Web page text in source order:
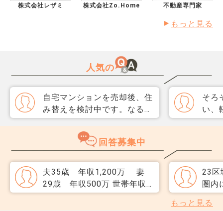
株式会社レザミ 株式会社Zo.Home 不動産専門家
もっと見る
人気の
自宅マンションを売却後、住
み替えを検討中です。なるべ
く3か月以内に売却をしたい
のですが、一般媒介と専任媒
介で迷っています。 窓口は
だと思うのですが、友人には
専任をおすすめされました。
それぞれメリットデメリット
そろ
い、
取り
直、
のか
だ、
スコ
回答募集中
夫35歳 年収1,200万 妻
29歳 年収500万 世帯年収
1,700万円で、1億円の物件は
23区
圏内
マン
入契
もっと見る